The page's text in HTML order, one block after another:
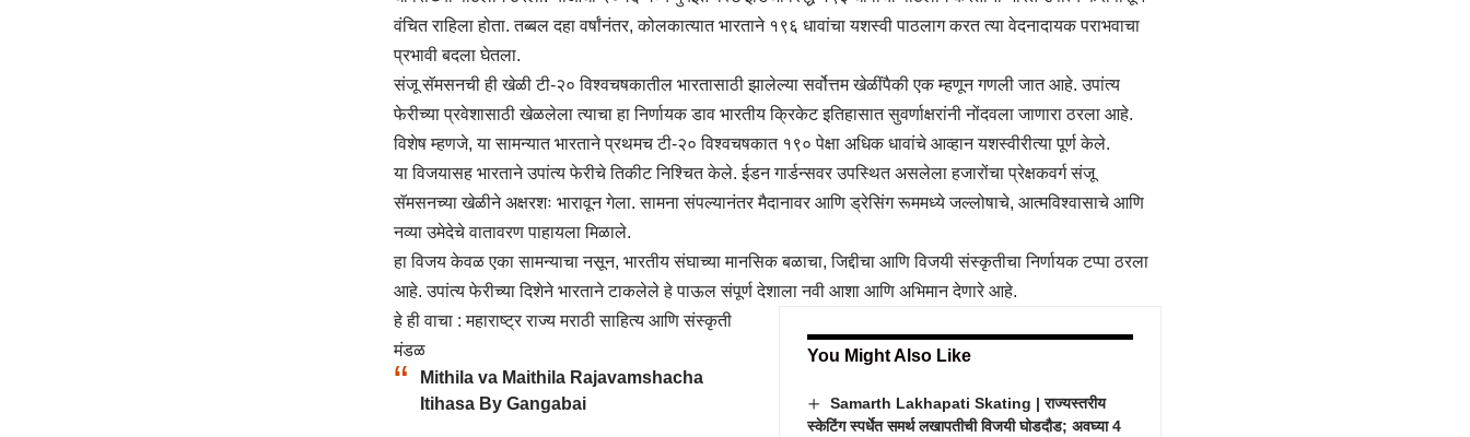
वंचित राहिला होता. तब्बल दहा वर्षांनंतर, कोलकात्यात भारताने १९६ धावांचा यशस्वी पाठलाग करत त्या वेदनादायक पराभवाचा
प्रभावी बदला घेतला.
संजू सॅमसनची ही खेळी टी-२० विश्वचषकातील भारतासाठी झालेल्या सर्वोत्तम खेळींपैकी एक म्हणून गणली जात आहे. उपांत्य
फेरीच्या प्रवेशासाठी खेळलेला त्याचा हा निर्णायक डाव भारतीय क्रिकेट इतिहासात सुवर्णाक्षरांनी नोंदवला जाणारा ठरला आहे.
विशेष म्हणजे, या सामन्यात भारताने प्रथमच टी-२० विश्वचषकात १९० पेक्षा अधिक धावांचे आव्हान यशस्वीरीत्या पूर्ण केले.
या विजयासह भारताने उपांत्य फेरीचे तिकीट निश्चित केले. ईडन गार्डन्सवर उपस्थित असलेला हजारोंचा प्रेक्षकवर्ग संजू
सॅमसनच्या खेळीने अक्षरशः भारावून गेला. सामना संपल्यानंतर मैदानावर आणि ड्रेसिंग रूममध्ये जल्लोषाचे, आत्मविश्वासाचे आणि
नव्या उमेदेचे वातावरण पाहायला मिळाले.
हा विजय केवळ एका सामन्याचा नसून, भारतीय संघाच्या मानसिक बळाचा, जिद्दीचा आणि विजयी संस्कृतीचा निर्णायक टप्पा ठरला
आहे. उपांत्य फेरीच्या दिशेने भारताने टाकलेले हे पाऊल संपूर्ण देशाला नवी आशा आणि अभिमान देणारे आहे.
You Might Also Like
Samarth Lakhapati Skating | राज्यस्तरीय
स्केटिंग स्पर्धेत समर्थ लखापतीची विजयी घोडदौड; अवघ्या 4
हे ही वाचा :महाराष्ट्र राज्य मराठी साहित्य आणि संस्कृती
मंडळ
Mithila va Maithila Rajavamshacha
Itihasa By Gangabai